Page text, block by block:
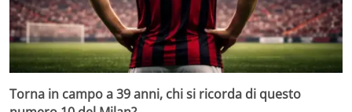
Torna in campo a 39 anni, chi si ricorda di questo